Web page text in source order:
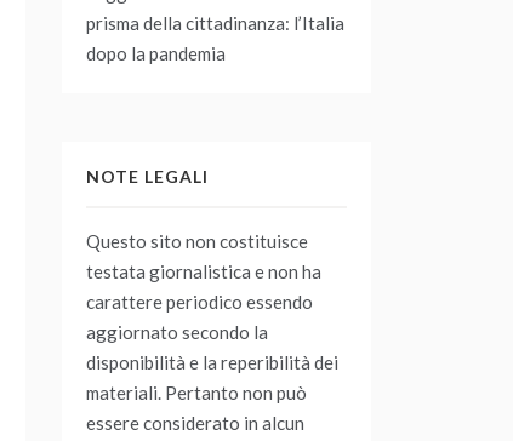
prisma della cittadinanza: l’Italia
dopo la pandemia
NOTE LEGALI
Questo sito non costituisce
testata giornalistica e non ha
carattere periodico essendo
aggiornato secondo la
disponibilità e la reperibilità dei
materiali. Pertanto non può
essere considerato in alcun